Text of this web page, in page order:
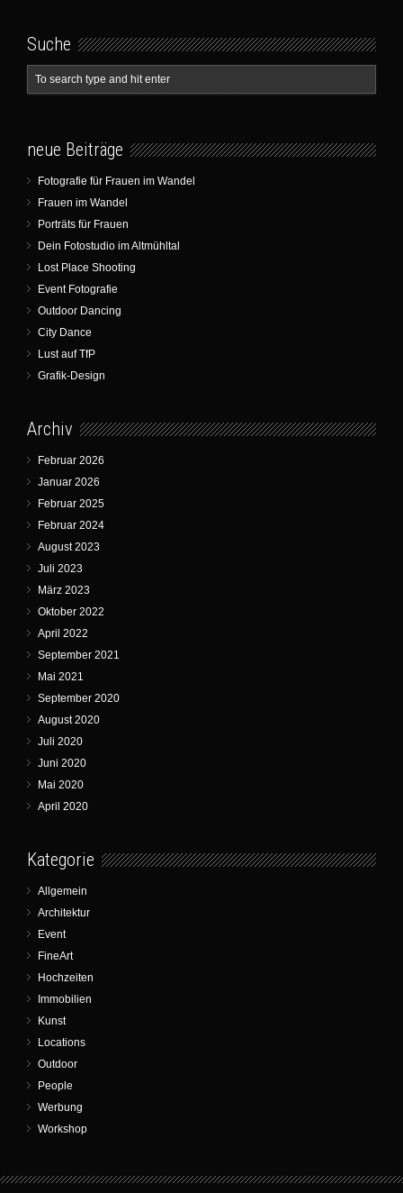
Suche
neue Beiträge
Fotografie für Frauen im Wandel
Frauen im Wandel
Porträts für Frauen
Dein Fotostudio im Altmühltal
Lost Place Shooting
Event Fotografie
Outdoor Dancing
City Dance
Lust auf TfP
Grafik-Design
Archiv
Februar 2026
Januar 2026
Februar 2025
Februar 2024
August 2023
Juli 2023
März 2023
Oktober 2022
April 2022
September 2021
Mai 2021
September 2020
August 2020
Juli 2020
Juni 2020
Mai 2020
April 2020
Kategorie
Allgemein
Architektur
Event
FineArt
Hochzeiten
Immobilien
Kunst
Locations
Outdoor
People
Werbung
Workshop